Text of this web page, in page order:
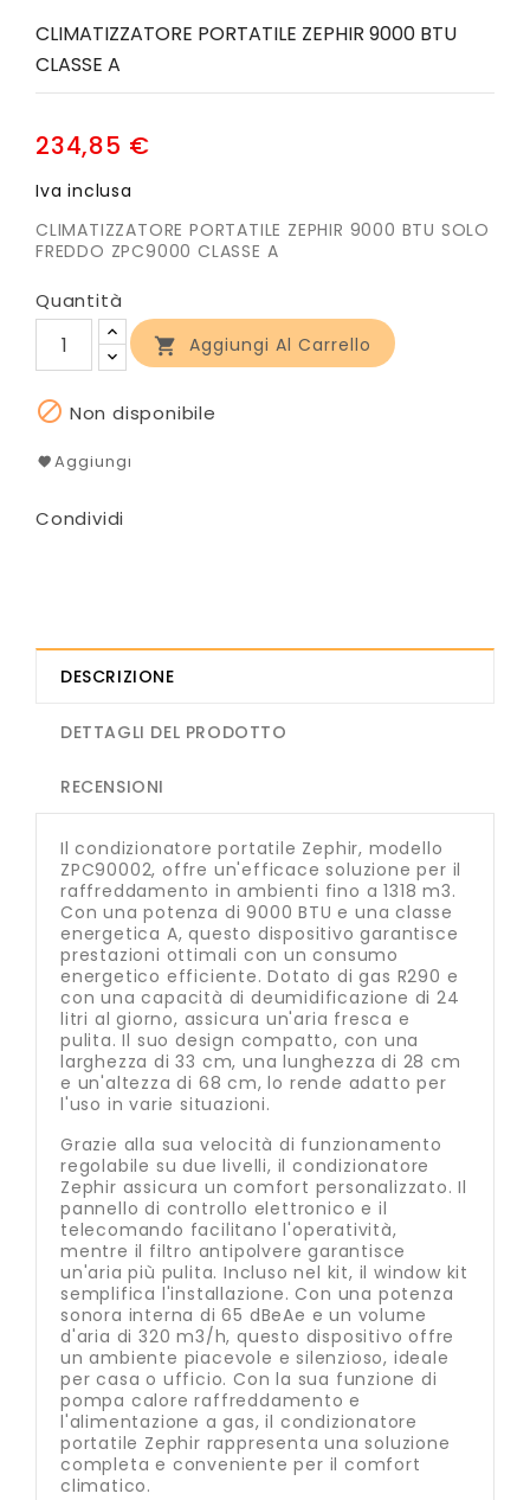
CLIMATIZZATORE PORTATILE ZEPHIR 9000 BTU
CLASSE A
234,85 €
Iva inclusa
CLIMATIZZATORE PORTATILE ZEPHIR 9000 BTU SOLO
FREDDO ZPC9000 CLASSE A
Quantità
 Aggiungi Al Carrello
 Non disponibile
Aggiungi
Condividi
DESCRIZIONE
DETTAGLI DEL PRODOTTO
RECENSIONI
Il condizionatore portatile Zephir, modello
ZPC90002, offre un'efficace soluzione per il
raffreddamento in ambienti fino a 1318 m3.
Con una potenza di 9000 BTU e una classe
energetica A, questo dispositivo garantisce
prestazioni ottimali con un consumo
energetico efficiente. Dotato di gas R290 e
con una capacità di deumidificazione di 24
litri al giorno, assicura un'aria fresca e
pulita. Il suo design compatto, con una
larghezza di 33 cm, una lunghezza di 28 cm
e un'altezza di 68 cm, lo rende adatto per
l'uso in varie situazioni.
Grazie alla sua velocità di funzionamento
regolabile su due livelli, il condizionatore
Zephir assicura un comfort personalizzato. Il
pannello di controllo elettronico e il
telecomando facilitano l'operatività,
mentre il filtro antipolvere garantisce
un'aria più pulita. Incluso nel kit, il window kit
semplifica l'installazione. Con una potenza
sonora interna di 65 dBeAe e un volume
d'aria di 320 m3/h, questo dispositivo offre
un ambiente piacevole e silenzioso, ideale
per casa o ufficio. Con la sua funzione di
pompa calore raffreddamento e
l'alimentazione a gas, il condizionatore
portatile Zephir rappresenta una soluzione
completa e conveniente per il comfort
climatico.